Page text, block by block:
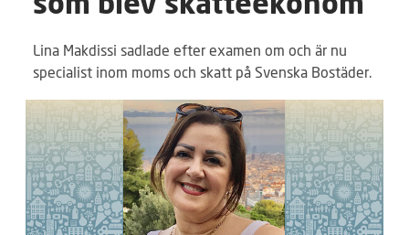
som blev skatteekonom
Lina Makdissi sadlade efter examen om och är nu
specialist inom moms och skatt på Svenska Bostäder.